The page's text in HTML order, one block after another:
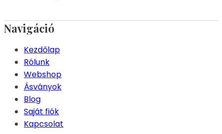
Navigáció
Kezdőlap
Rólunk
Webshop
Ásványok
Blog
Saját fiók
Kapcsolat